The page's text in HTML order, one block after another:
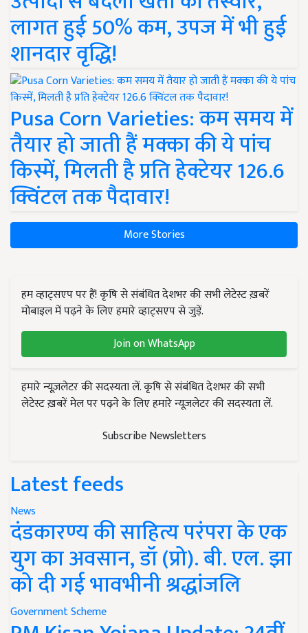
लागत हुई 50% कम, उपज में भी हुई
शानदार वृद्धि!
Pusa Corn Varieties: कम समय में
तैयार हो जाती हैं मक्का की ये पांच
किस्में, मिलती है प्रति हेक्टेयर 126.6
क्विंटल तक पैदावार!
More Stories
हम व्हाट्सएप पर हैं! कृषि से संबंधित देशभर की सभी लेटेस्ट ख़बरें
मोबाइल में पढ़ने के लिए हमारे व्हाट्सएप से जुड़ें.
Join on WhatsApp
हमारे न्यूज़लेटर की सदस्यता लें. कृषि से संबंधित देशभर की सभी
लेटेस्ट ख़बरें मेल पर पढ़ने के लिए हमारे न्यूज़लेटर की सदस्यता लें.
Subscribe Newsletters
Latest feeds
News
दंडकारण्य की साहित्य परंपरा के एक
युग का अवसान, डॉ (प्रो). बी. एल. झा
को दी गई भावभीनी श्रद्धांजलि
Government Scheme